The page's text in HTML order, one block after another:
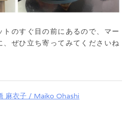
のすぐ目の前にあるので、マー
ぜひ立ち寄ってみてくださいね
麻衣子 / Maiko Ohashi